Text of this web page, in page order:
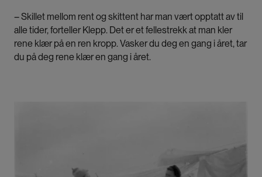
– Skillet mellom rent og skittent har man vært opptatt av til
alle tider, forteller Klepp. Det er et fellestrekk at man kler
rene klær på en ren kropp. Vasker du deg en gang i året, tar
du på deg rene klær en gang i året.